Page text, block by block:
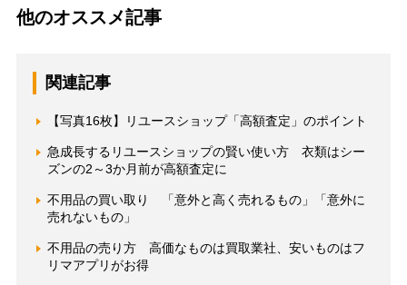
他のオススメ記事
関連記事
【写真16枚】リユースショップ「高額査定」のポイント
急成長するリユースショップの賢い使い方 衣類はシー
ズンの2～3か月前が高額査定に
不用品の買い取り 「意外と高く売れるもの」「意外に
売れないもの」
不用品の売り方 高価なものは買取業社、安いものはフ
リマアプリがお得